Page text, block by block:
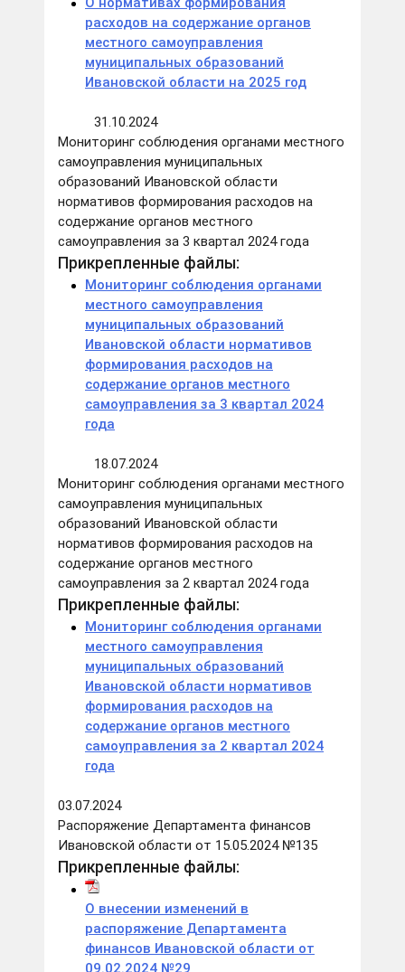
расходов на содержание органов
местного самоуправления
муниципальных образований
Ивановской области на 2025 год
31.10.2024
Мониторинг соблюдения органами местного
самоуправления муниципальных
образований Ивановской области
нормативов формирования расходов на
содержание органов местного
самоуправления за 3 квартал 2024 года
Прикрепленные файлы:
Мониторинг соблюдения органами
местного самоуправления
муниципальных образований
Ивановской области нормативов
формирования расходов на
содержание органов местного
самоуправления за 3 квартал 2024
года
18.07.2024
Мониторинг соблюдения органами местного
самоуправления муниципальных
образований Ивановской области
нормативов формирования расходов на
содержание органов местного
самоуправления за 2 квартал 2024 года
Прикрепленные файлы:
Мониторинг соблюдения органами
местного самоуправления
муниципальных образований
Ивановской области нормативов
формирования расходов на
содержание органов местного
самоуправления за 2 квартал 2024
года
03.07.2024
Распоряжение Департамента финансов
Ивановской области от 15.05.2024 №135
Прикрепленные файлы:
О внесении изменений в
распоряжение Департамента
финансов Ивановской области от
09.02.2024 №29